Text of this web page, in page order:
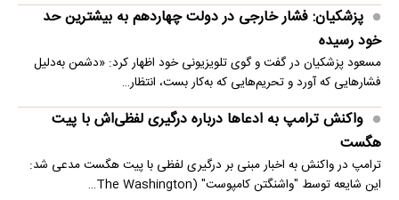
پزشکیان: فشار خارجی در دولت چهاردهم به بیشترین حد
خود رسیده
مسعود پزشکیان در گفت و گوی تلویزیونی خود اظهار کرد: «دشمن به‌دلیل
فشارهایی که آورد و تحریم‌هایی که به‌کار بست، انتظار…
واکنش ترامپ به ادعاها درباره درگیری لفظی‌اش با پیت
هگست
ترامپ در واکنش به اخبار مبنی بر درگیری لفظی با پیت هگست مدعی شد:
این شایعه توسط "واشنگتن کامپوست" (The Washington…